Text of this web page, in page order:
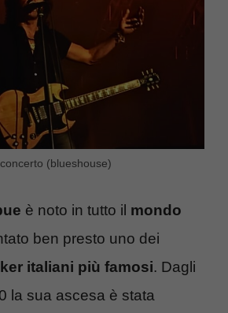
(blueshouse)
è noto in tutto il mondo
ben presto uno dei
italiani più famosi. Dagli
la sua ascesa è stata